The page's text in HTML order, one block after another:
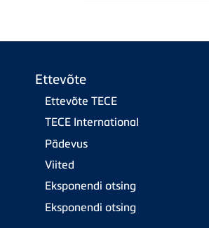
Ettevõte
Ettevõte TECE
TECE International
Pädevus
Viited
Eksponendi otsing
Eksponendi otsing